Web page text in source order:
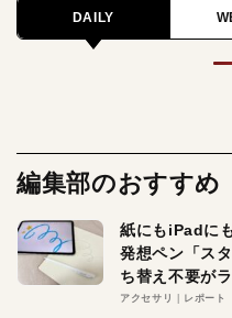
DAILY
編集部のおすすめ
紙にもiPadに
発想ペン「ス
ち替え不要が
アクセサリ レポート